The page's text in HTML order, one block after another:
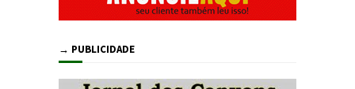
→ PUBLICIDADE